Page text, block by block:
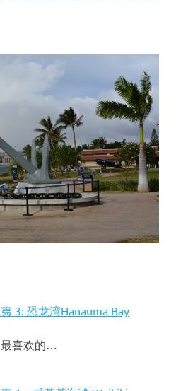
3: 恐龙湾Hanauma Bay
喜欢的…